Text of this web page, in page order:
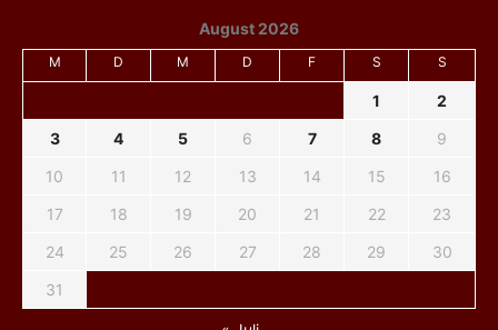
August 2026
M D M D F S S
1
2
3
4 5 6 7 8
9
10
11 12 13 14 15
16
17
18 19 20 21 22
23
24
25 26 27 28 29
30
31